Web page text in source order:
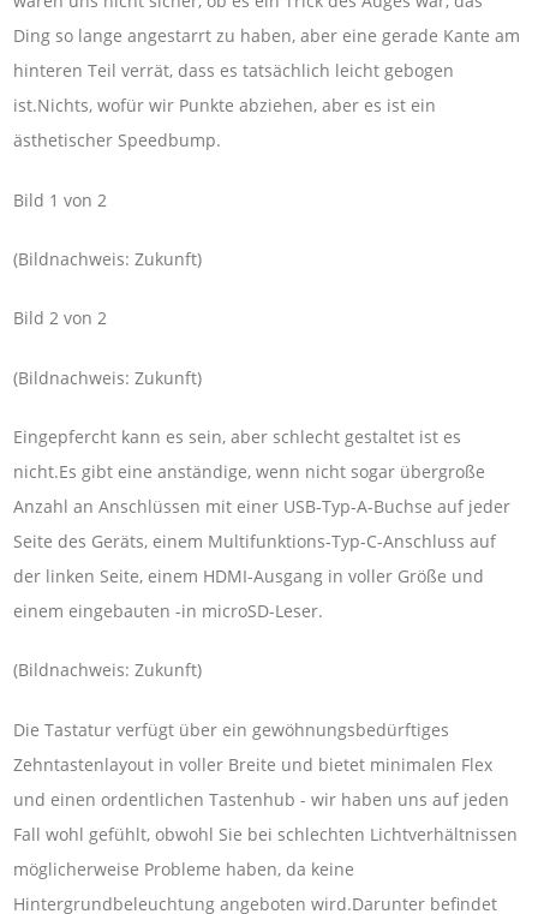
Ding so lange angestarrt zu haben, aber eine gerade Kante am
hinteren Teil verrät, dass es tatsächlich leicht gebogen
ist.Nichts, wofür wir Punkte abziehen, aber es ist ein
ästhetischer Speedbump.
Bild 1 von 2
(Bildnachweis: Zukunft)
Bild 2 von 2
(Bildnachweis: Zukunft)
Eingepfercht kann es sein, aber schlecht gestaltet ist es
nicht.Es gibt eine anständige, wenn nicht sogar übergroße
Anzahl an Anschlüssen mit einer USB-Typ-A-Buchse auf jeder
Seite des Geräts, einem Multifunktions-Typ-C-Anschluss auf
der linken Seite, einem HDMI-Ausgang in voller Größe und
einem eingebauten -in microSD-Leser.
(Bildnachweis: Zukunft)
Die Tastatur verfügt über ein gewöhnungsbedürftiges
Zehntastenlayout in voller Breite und bietet minimalen Flex
und einen ordentlichen Tastenhub - wir haben uns auf jeden
Fall wohl gefühlt, obwohl Sie bei schlechten Lichtverhältnissen
möglicherweise Probleme haben, da keine
Hintergrundbeleuchtung angeboten wird.Darunter befindet